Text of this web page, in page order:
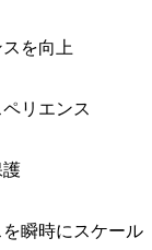
を向上
リエンス
護
瞬時にスケール